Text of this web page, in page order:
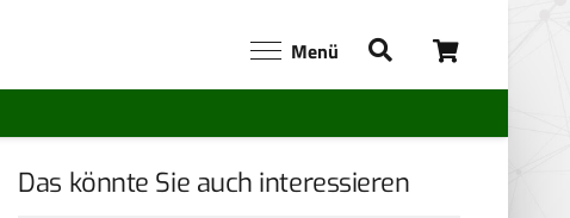
Menü
Das könnte Sie auch interessieren